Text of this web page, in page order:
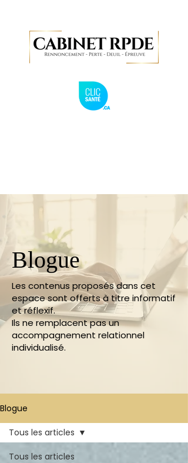
Blogue
Les contenus proposés dans cet
espace sont offerts à titre informatif
et réflexif.
Ils ne remplacent pas un
accompagnement relationnel
individualisé.
Blogue
Tous les articles
Tous les articles